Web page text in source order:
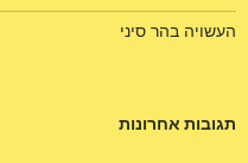
העשויה בהר סיני
תגובות אחרונות